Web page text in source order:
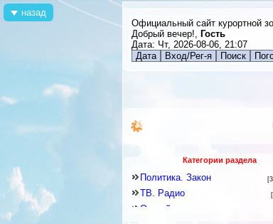
Официальный сайт курортной
Добрый вечер!, Гость
Дата: Чт, 2026-08-06, 21:07
Дата
Вход/Рег-я Поиск
Категории раздела
Политика. Закон
ТВ. Радио
Он-лайн издания
назад